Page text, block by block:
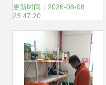
片"，盐城全线推广
服务体系成形
更新时间：2026-08-08
23:47:20